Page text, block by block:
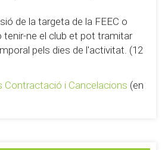
de la targeta de la FEEC o
tenir-ne el club et pot tramitar
pels dies de l'activitat. (12
Contractació i Cancelacions (en